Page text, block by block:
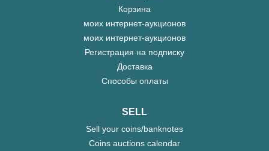
Корзина
моих интернет-аукционов
моих интернет-аукционов
Регистрация на подписку
Доставка
Способы оплаты
SELL
Sell your coins/banknotes
Coins auctions calendar